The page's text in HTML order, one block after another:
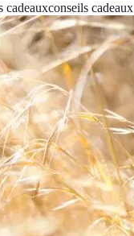
cadeauxconseils cadeaux